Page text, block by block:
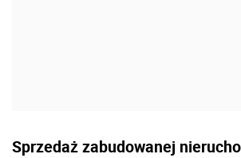
Sprzedaż zabudowanej